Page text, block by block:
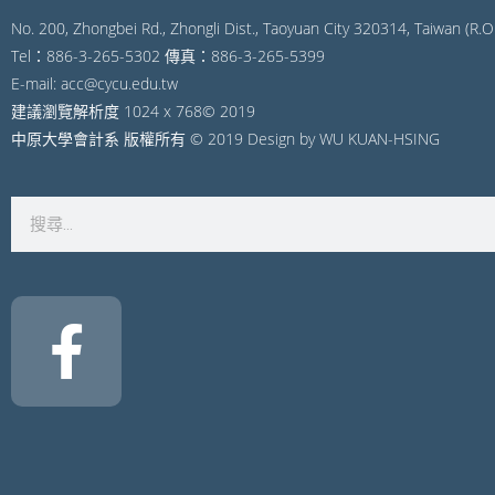
No. 200, Zhongbei Rd., Zhongli Dist., Taoyuan City 320314, Taiwan
Tel：886-3-265-5302 傳真：886-3-265-5399
E-mail: acc@cycu.edu.tw
建議瀏覽解析度 1024 x 768© 2019
中原大學會計系 版權所有 © 2019 Design by WU KUAN-HSING